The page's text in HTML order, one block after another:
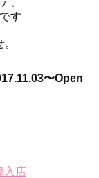
す
〜Open
入店